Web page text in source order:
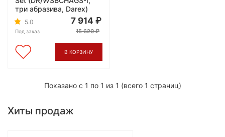
три абразива, Darex)
5.0
Под заказ
7 914
15 620
В КОРЗИНУ
Показано с 1 по 1 из 1 (всего 1 страниц)
Хиты продаж